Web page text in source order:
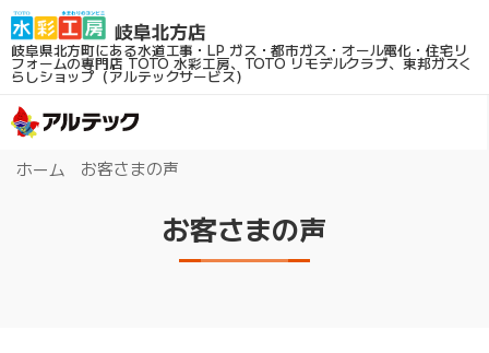
岐阜県北方町にある水道工事・LP ガス・都市ガス・オール電化・住宅リ
フォームの専門店TOTO 水彩工房、TOTO リモデルクラブ、東邦ガスく
らしショップ（アルテックサービス）
ホーム お客さまの声
お客さまの声